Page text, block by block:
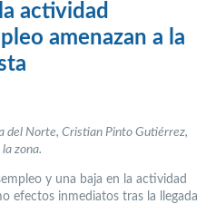
actividad
amenazan a la
del Norte, Cristian Pinto Gutiérrez,
zona.
y una baja en la actividad
efectos inmediatos tras la llegada